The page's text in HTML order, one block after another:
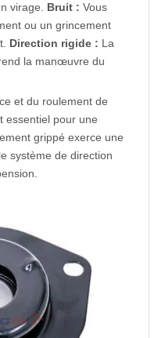
virage. Bruit : Vous
ou un grincement
Direction rigide : La
la manœuvre du
et du roulement de
essentiel pour une
grippé exerce une
système de direction